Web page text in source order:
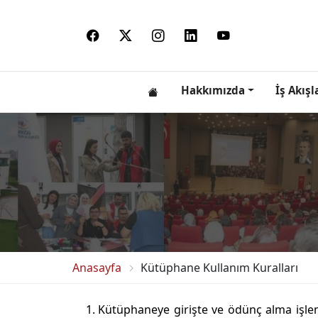
Hakkımızda İş
Anasayfa Kütüphane Kullanım Kuralları
Kütüphaneye girişte ve ödünç alma